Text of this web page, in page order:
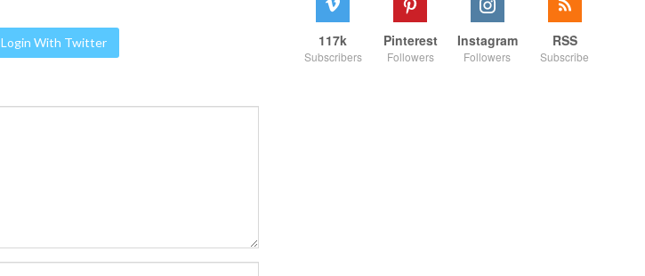
Login With Twitter 117k
Subscribers
Pinterest
Followers
Instagram
Followers
RSS
Subscribe